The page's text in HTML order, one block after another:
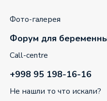
Фото-галерея
Форум для
Call-centre
+998 95 198-16-16
Не нашли то что искали?